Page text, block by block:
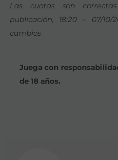
Las cuotas son
publicación, 18:20 – 07/
cambios
Juega con
de 18 años.